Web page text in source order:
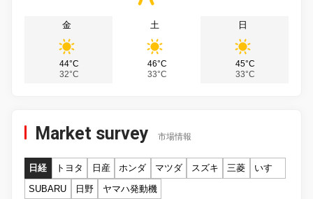
金
44°C
32°C
土
46°C
33°C
日
45°C
33°C
Market survey 市場情報
日経 トヨタ 日産 ホンダ マツダ スズキ 三菱
いすゞ
SUBARU
日野 ヤマハ発動機